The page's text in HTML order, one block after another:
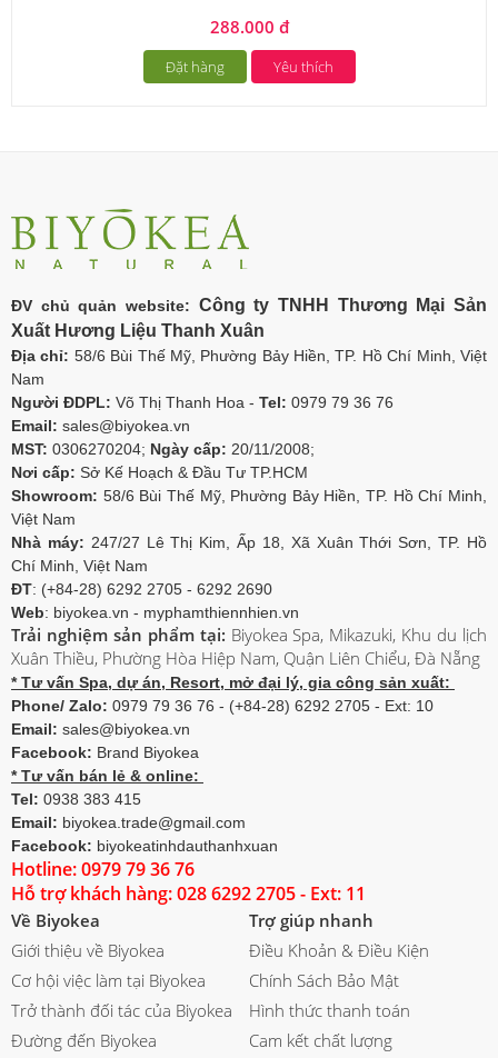
288.000 đ
Đặt hàng Yêu thích
ĐV chủ quản website: Công ty TNHH Thương Mại Sản
Xuất Hương Liệu Thanh Xuân
Địa chỉ: 58/6 Bùi Thế Mỹ, Phường Bảy Hiền, TP. Hồ Chí Minh, Việt
Nam
Người ĐDPL: Võ Thị Thanh Hoa - Tel: 0979 79 36 76
Email: sales@biyokea.vn
MST: 0306270204; Ngày cấp: 20/11/2008;
Nơi cấp: Sở Kế Hoạch & Đầu Tư TP.HCM
Showroom: 58/6 Bùi Thế Mỹ, Phường Bảy Hiền, TP. Hồ Chí Minh,
Việt Nam
Nhà máy: 247/27 Lê Thị Kim, Ấp 18, Xã Xuân Thới Sơn, TP. Hồ
Chí Minh, Việt Nam
ĐT: (+84-28) 6292 2705 - 6292 2690
Web: biyokea.vn - myphamthiennhien.vn
Trải nghiệm sản phẩm tại: Biyokea Spa, Mikazuki, Khu du lịch
Xuân Thiều, Phường Hòa Hiệp Nam, Quận Liên Chiểu, Đà Nẵng
* Tư vấn Spa, dự án, Resort, mở đại lý, gia công sản xuất:
Phone/ Zalo: 0979 79 36 76 - (+84-28) 6292 2705 - Ext: 10
Email: sales@biyokea.vn
Facebook: Brand Biyokea
* Tư vấn bán lẻ & online:
Tel: 0938 383 415
Email: biyokea.trade@gmail.com
Facebook: biyokeatinhdauthanhxuan
Hotline: 0979 79 36 76
Hỗ trợ khách hàng: 028 6292 2705 - Ext: 11
Về Biyokea
Giới thiệu về Biyokea
Cơ hội việc làm tại Biyokea
Trở thành đối tác của Biyokea
Đường đến Biyokea
Trợ giúp nhanh
Điều Khoản & Điều Kiện
Chính Sách Bảo Mật
Hình thức thanh toán
Cam kết chất lượng